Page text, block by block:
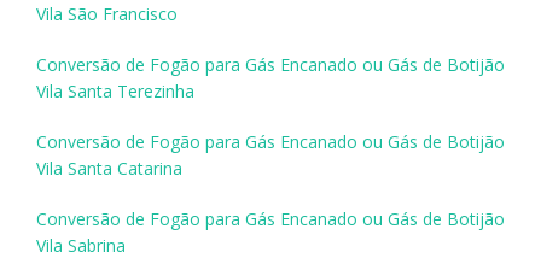
Vila São Francisco
Conversão de Fogão para Gás Encanado ou Gás de Botijão
Vila Santa Terezinha
Conversão de Fogão para Gás Encanado ou Gás de Botijão
Vila Santa Catarina
Conversão de Fogão para Gás Encanado ou Gás de Botijão
Vila Sabrina